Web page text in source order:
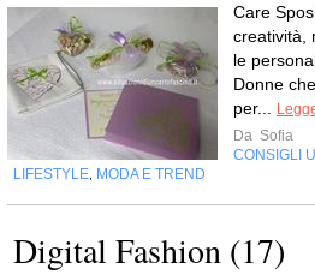
Care
creatività,
le
Donne
per...
Da Sofia
CONSIGLI
LIFESTYLE MODA E TREND
Digital Fashion (17)